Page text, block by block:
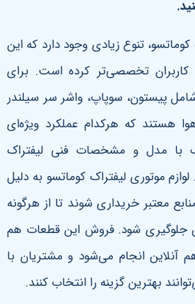
کوماتسو، تنوع زیادی وجود دارد که این
تخصصی‌تر کرده است. برای
پیستون، سوپاپ، واشر سر سیلندر
هستند که هرکدام عملکرد ویژه‌ای
با مدل و مشخصات فنی لیفتراک
موتوری لیفتراک کوماتسو به دلیل
معتبر خریداری شوند تا از هرگونه
جلوگیری شود. فروش این قطعات هم
انجام می‌شود و مشتریان با
بهترین گزینه را انتخاب کنند.